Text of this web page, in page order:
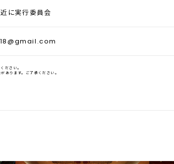
に実行委員会
ださい。
あります。ご了承ください。